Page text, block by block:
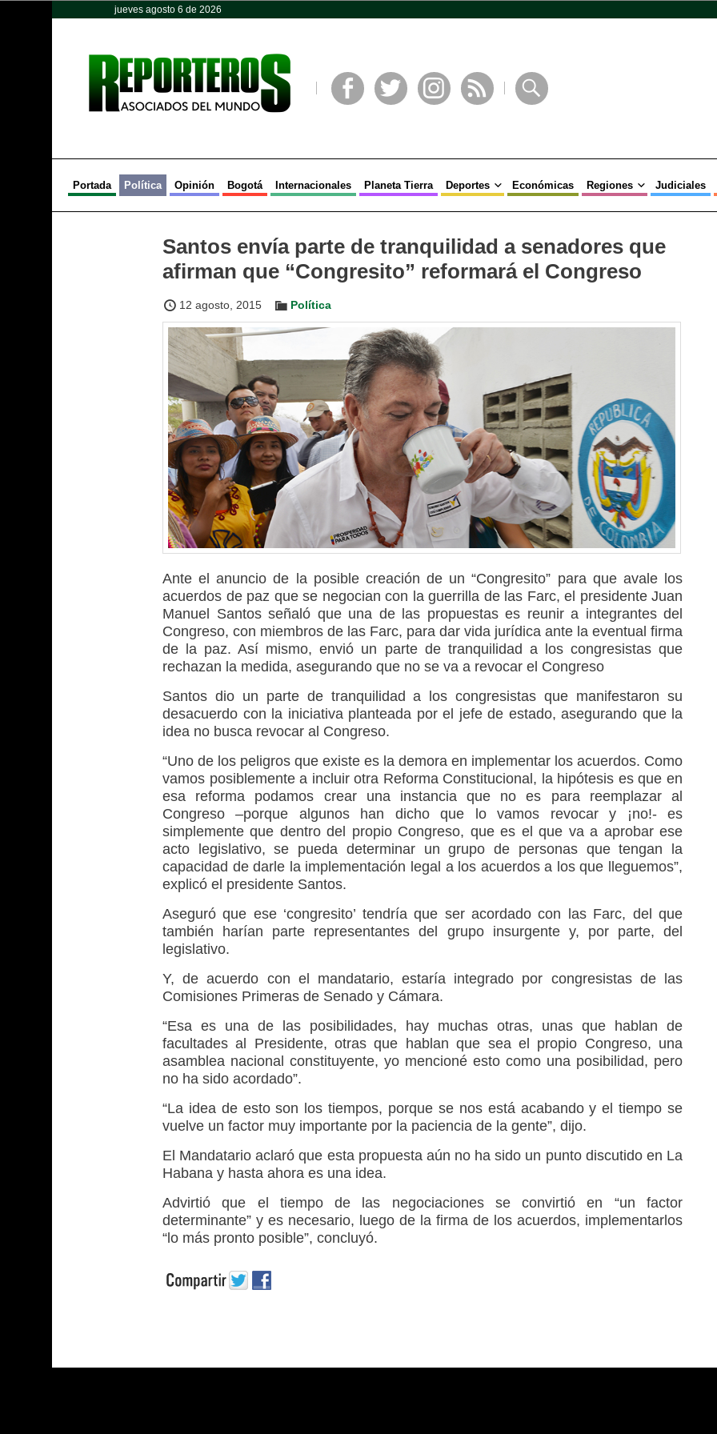
jueves agosto 6 de 2026
Portada Política Opinión Bogotá Internacionales Planeta Tierra Deportes Económicas Regiones Judiciales
Santos envía parte de tranquilidad a senadores que
afirman que “Congresito” reformará el Congreso
12 agosto, 2015 Política
Ante el anuncio de la posible creación de un “Congresito” para que avale los
acuerdos de paz que se negocian con la guerrilla de las Farc, el presidente Juan
Manuel Santos señaló que una de las propuestas es reunir a integrantes del
Congreso, con miembros de las Farc, para dar vida jurídica ante la eventual firma
de la paz. Así mismo, envió un parte de tranquilidad a los congresistas que
rechazan la medida, asegurando que no se va a revocar el Congreso
Santos dio un parte de tranquilidad a los congresistas que manifestaron su
desacuerdo con la iniciativa planteada por el jefe de estado, asegurando que la
idea no busca revocar al Congreso.
“Uno de los peligros que existe es la demora en implementar los acuerdos. Como
vamos posiblemente a incluir otra Reforma Constitucional, la hipótesis es que en
esa reforma podamos crear una instancia que no es para reemplazar al
Congreso –porque algunos han dicho que lo vamos revocar y ¡no!- es
simplemente que dentro del propio Congreso, que es el que va a aprobar ese
acto legislativo, se pueda determinar un grupo de personas que tengan la
capacidad de darle la implementación legal a los acuerdos a los que lleguemos”,
explicó el presidente Santos.
Aseguró que ese ‘congresito’ tendría que ser acordado con las Farc, del que
también harían parte representantes del grupo insurgente y, por parte, del
legislativo.
Y, de acuerdo con el mandatario, estaría integrado por congresistas de las
Comisiones Primeras de Senado y Cámara.
“Esa es una de las posibilidades, hay muchas otras, unas que hablan de
facultades al Presidente, otras que hablan que sea el propio Congreso, una
asamblea nacional constituyente, yo mencioné esto como una posibilidad, pero
no ha sido acordado”.
“La idea de esto son los tiempos, porque se nos está acabando y el tiempo se
vuelve un factor muy importante por la paciencia de la gente”, dijo.
El Mandatario aclaró que esta propuesta aún no ha sido un punto discutido en La
Habana y hasta ahora es una idea.
Advirtió que el tiempo de las negociaciones se convirtió en “un factor
determinante” y es necesario, luego de la firma de los acuerdos, implementarlos
“lo más pronto posible”, concluyó.
Opinión Política